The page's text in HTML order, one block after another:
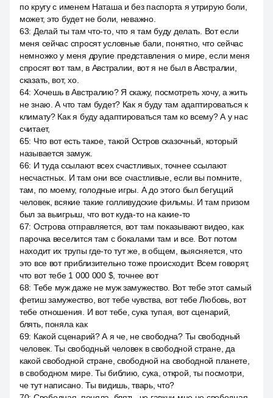
по кругу с именем Наташа и без паспорта я утрирую боли,
может, это будет не боли, неважно.
63: Делай ты там что-то, что я там буду делать. Вот если
меня сейчас спросят условные бали, понятно, что сейчас
немножко у меня другие представления о мире, если меня
спросят вот там, в Австралии, вот я не был в Австралии,
сказать, вот, хо.
64: Хочешь в Австралию? Я скажу, посмотреть хочу, а жить
не знаю. А что там будет? Как я буду там адаптироваться к
климату? Как я буду адаптироваться там ко всему? А у нас
считает,
65: Что вот есть такое, такой Остров сказочный, который
называется замуж.
66: И туда ссылают всех счастливых, точнее ссылают
несчастных. И там они все счастливые, если вы помните,
там, по моему, голодные игры. А до этого был бегущий
человек, всякие такие голливудские фильмы. И там призом
был за выигрыш, что вот куда-то на какие-то
67: Острова отправляется, вот там показывают видео, как
парочка веселится там с бокалами там и все. Вот потом
находит их трупы где-то тут же, в общем, выясняется, что
это все вот приблизительно тоже происходит. Всем говорят,
что вот тебе 1 000 000 $, точнее вот
68: Тебе муж даже не муж замужество. Вот тебе этот самый
фетиш замужество, вот тебе чувства, вот тебе Любовь, вот
тебе отношения. И вот тебе, сука тупая, вот сценарий,
блять, поняла как
69: Какой сценарий? А я че, не свободна? Ты свободный
человек. Ты свободный человек в свободной стране, да
какой свободной стране, свободной на свободной планете,
в свободном мире. Ты библию, сука, открой, ты посмотри,
че тут написано. Ты видишь, тварь, что?